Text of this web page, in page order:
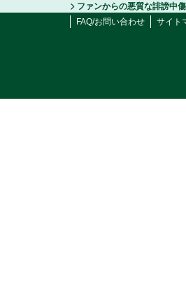
ファンからの悪質な誹謗中
FAQ/お問い合わせ
サイト